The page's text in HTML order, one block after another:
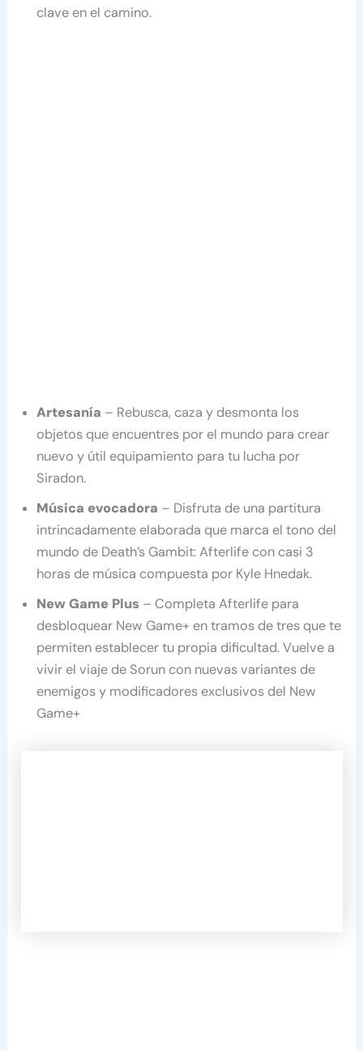
clave en el camino.
Artesanía – Rebusca, caza y desmonta los
objetos que encuentres por el mundo para crear
nuevo y útil equipamiento para tu lucha por
Siradon.
Música evocadora – Disfruta de una partitura
intrincadamente elaborada que marca el tono del
mundo de Death’s Gambit: Afterlife con casi 3
horas de música compuesta por Kyle Hnedak.
New Game Plus – Completa Afterlife para
desbloquear New Game+ en tramos de tres que te
permiten establecer tu propia dificultad. Vuelve a
vivir el viaje de Sorun con nuevas variantes de
enemigos y modificadores exclusivos del New
Game+